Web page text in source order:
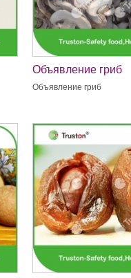
Объявление гриб
Объявление гриб